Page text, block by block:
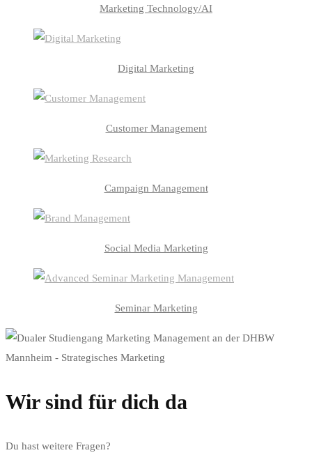
Marketing Technology/AI
Digital Marketing
Customer Management
Campaign Management
Social Media Marketing
Seminar Marketing
Wir sind für dich da
Du hast weitere Fragen?